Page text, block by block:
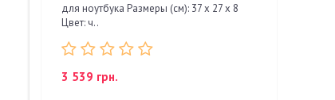
для ноутбука Размеры (см): 37 x 27 x 8
Цвет: ч..
3 539 грн.